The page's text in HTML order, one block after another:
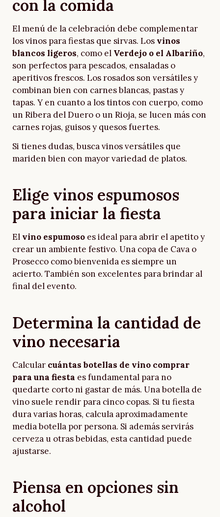
con la comida
El menú de la celebración debe complementar
los vinos para fiestas que sirvas. Los vinos
blancos ligeros, como el Verdejo o el Albariño,
son perfectos para pescados, ensaladas o
aperitivos frescos. Los rosados son versátiles y
combinan bien con carnes blancas, pastas y
tapas. Y en cuanto a los tintos con cuerpo, como
un Ribera del Duero o un Rioja, se lucen más con
carnes rojas, guisos y quesos fuertes.
Si tienes dudas, busca vinos versátiles que
mariden bien con mayor variedad de platos.
Elige vinos espumosos
para iniciar la fiesta
El vino espumoso es ideal para abrir el apetito y
crear un ambiente festivo. Una copa de Cava o
Prosecco como bienvenida es siempre un
acierto. También son excelentes para brindar al
final del evento.
Determina la cantidad de
vino necesaria
Calcular cuántas botellas de vino comprar
para una fiesta es fundamental para no
quedarte corto ni gastar de más. Una botella de
vino suele rendir para cinco copas. Si tu fiesta
dura varias horas, calcula aproximadamente
media botella por persona. Si además servirás
cerveza u otras bebidas, esta cantidad puede
ajustarse.
Piensa en opciones sin
alcohol